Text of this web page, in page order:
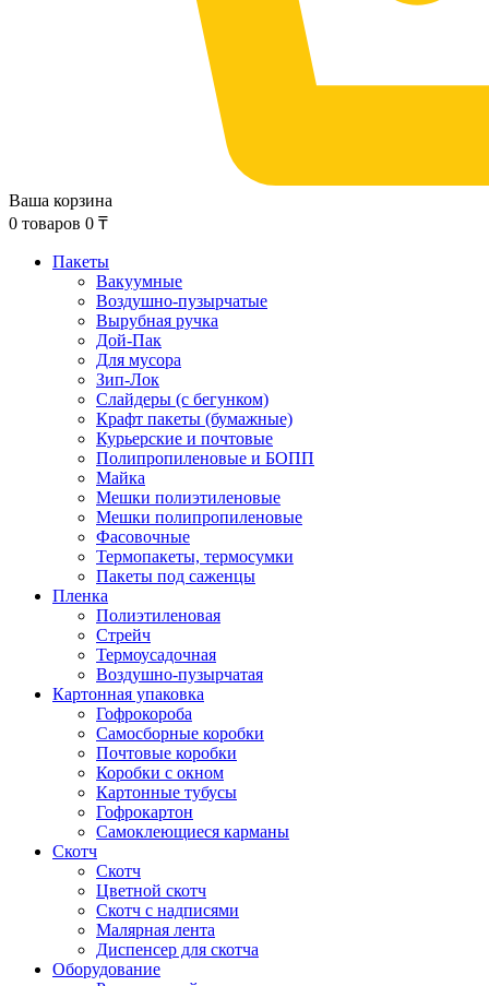
Ваша корзина
0 товаров 0 ₸
Пакеты
Вакуумные
Воздушно-пузырчатые
Вырубная ручка
Дой-Пак
Для мусора
Зип-Лок
Слайдеры (с бегунком)
Крафт пакеты (бумажные)
Курьерские и почтовые
Полипропиленовые и БОПП
Майка
Мешки полиэтиленовые
Мешки полипропиленовые
Фасовочные
Термопакеты, термосумки
Пакеты под саженцы
Пленка
Полиэтиленовая
Стрейч
Термоусадочная
Воздушно-пузырчатая
Картонная упаковка
Гофрокороба
Самосборные коробки
Почтовые коробки
Коробки с окном
Картонные тубусы
Гофрокартон
Самоклеющиеся карманы
Скотч
Скотч
Цветной скотч
Скотч с надписями
Малярная лента
Диспенсер для скотча
Оборудование